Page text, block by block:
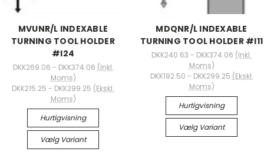
MVUNR/L INDEXABLE
TURNING TOOL HOLDER
#I24
DKK269.06 - DKK374.06 (Inkl.
Moms)
DKK215.25 - DKK299.25 (Ekskl.
Moms)
Hurtigvisning
Vælg Variant
MDQNR/L INDEXABLE
TURNING TOOL HOLDER #I11
DKK240.63 - DKK374.06 (Inkl.
Moms)
DKK192.50 - DKK299.25 (Ekskl.
Moms)
Hurtigvisning
Vælg Variant